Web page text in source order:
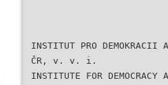
INSTITUT PRO
ČR, v. v. i.
INSTITUTE FOR